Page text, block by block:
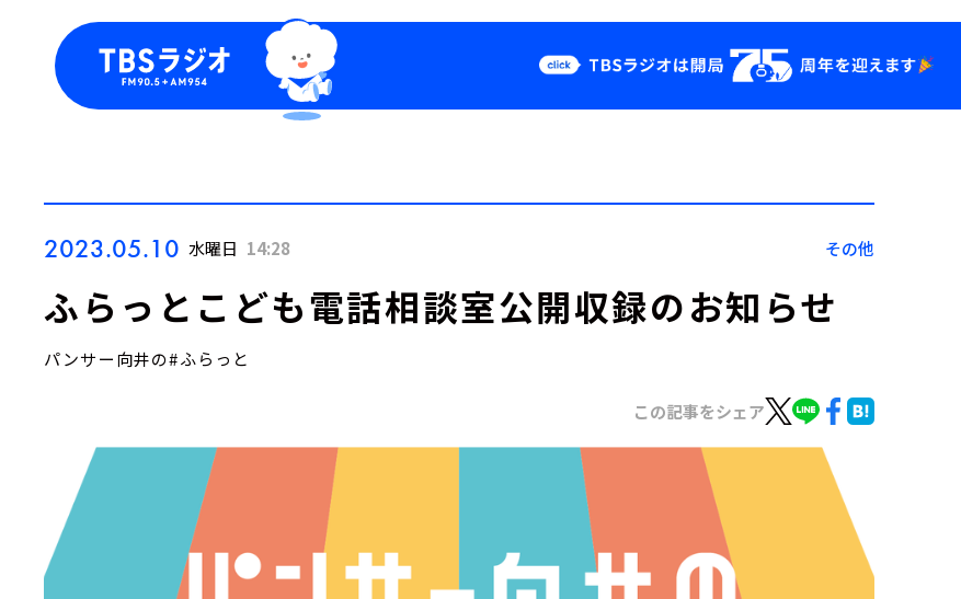
Podcast
YouTube
2023.05.10 水曜日 14:28 その他
ふらっとこども電話相談室公開収録のお知らせ
パンサー向井の#ふらっと
この記事をシェア